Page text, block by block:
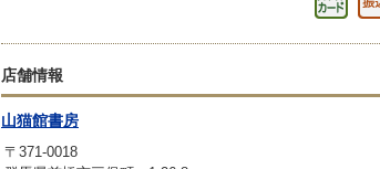
店舗情報
山猫館書房
〒371-0018